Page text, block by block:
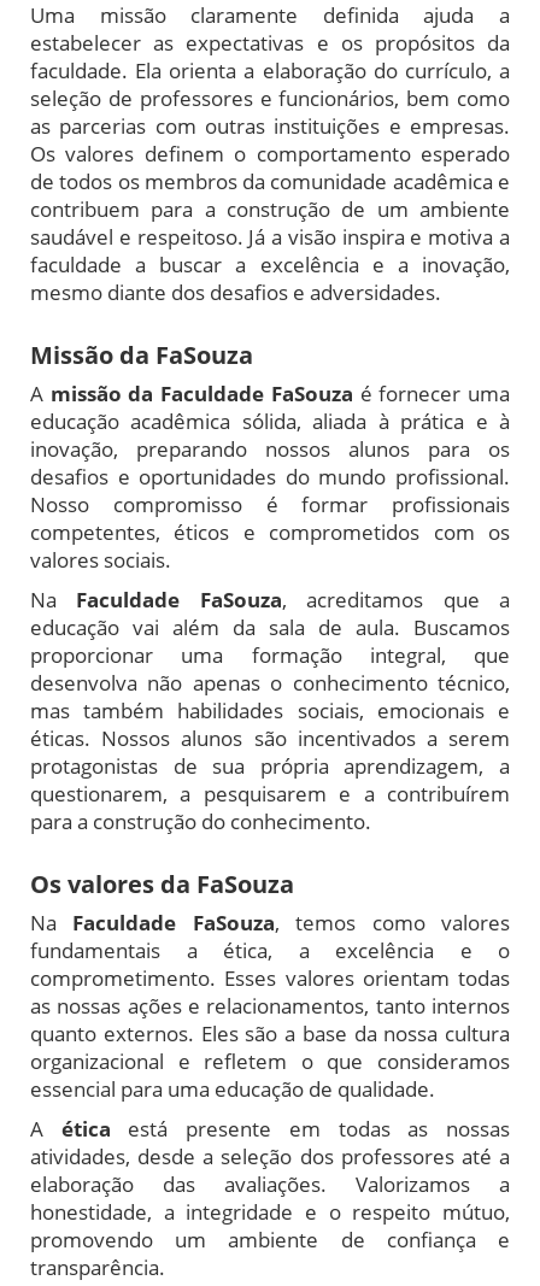
Uma missão claramente definida ajuda a
estabelecer as expectativas e os propósitos da
faculdade. Ela orienta a elaboração do currículo, a
seleção de professores e funcionários, bem como
as parcerias com outras instituições e empresas.
Os valores definem o comportamento esperado
de todos os membros da comunidade acadêmica e
contribuem para a construção de um ambiente
saudável e respeitoso. Já a visão inspira e motiva a
faculdade a buscar a excelência e a inovação,
mesmo diante dos desafios e adversidades.
Missão da FaSouza
A missão da Faculdade FaSouza é fornecer uma
educação acadêmica sólida, aliada à prática e à
inovação, preparando nossos alunos para os
desafios e oportunidades do mundo profissional.
Nosso compromisso é formar profissionais
competentes, éticos e comprometidos com os
valores sociais.
Na Faculdade FaSouza, acreditamos que a
educação vai além da sala de aula. Buscamos
proporcionar uma formação integral, que
desenvolva não apenas o conhecimento técnico,
mas também habilidades sociais, emocionais e
éticas. Nossos alunos são incentivados a serem
protagonistas de sua própria aprendizagem, a
questionarem, a pesquisarem e a contribuírem
para a construção do conhecimento.
Os valores da FaSouza
Na Faculdade FaSouza, temos como valores
fundamentais a ética, a excelência e o
comprometimento. Esses valores orientam todas
as nossas ações e relacionamentos, tanto internos
quanto externos. Eles são a base da nossa cultura
organizacional e refletem o que consideramos
essencial para uma educação de qualidade.
A ética está presente em todas as nossas
atividades, desde a seleção dos professores até a
elaboração das avaliações. Valorizamos a
honestidade, a integridade e o respeito mútuo,
promovendo um ambiente de confiança e
transparência.